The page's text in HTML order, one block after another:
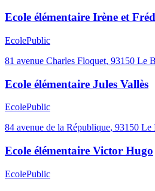
Ecole élémentaire Irène et
EcolePublic
81 avenue Charles Floquet, 93150 Le
Ecole élémentaire Jules Vallès
EcolePublic
84 avenue de la République, 93150 Le
Ecole élémentaire Victor Hugo
EcolePublic